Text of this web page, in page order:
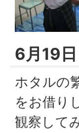
6月19
ホタルの
をお借り
観察して